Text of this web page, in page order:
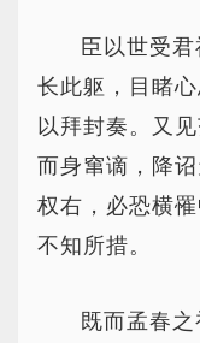
臣以世受
长此躯，目睹
以拜封奏。又
而身窜谪，降
权右，必恐横
不知所措。
既而孟春